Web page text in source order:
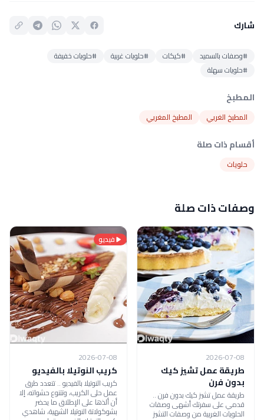
شارك
#وصفات بالسميد #كيكات #حلويات غربية
#حلويات خفيفة
#حلويات سهلة
المطبخ
المطبخ الغربي المطبخ المغربي
أقسام ذات صلة
حلويات
وصفات ذات صلة
2026-07-08
طريقة عمل تشيز كيك
بدون فرن
طريقة عمل تشيز كيك بدون فرن ..
قدمي على سفرتك أشهى وصفات
الحلويات الغربية من وصفات التشيز
فيديو
2026-07-08
كريب النوتيلا بالفيديو
كريب النوتيلا بالفيديو .. تتعدد طرق
عمل حلى الكريب، وتتنوع حشواته، إلا
أن ألذها على الإطلاق ما يحضر
بشوكولاتة النوتيلا الشهية، شاهدي